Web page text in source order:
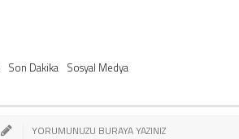
Son Dakika Sosyal Medya